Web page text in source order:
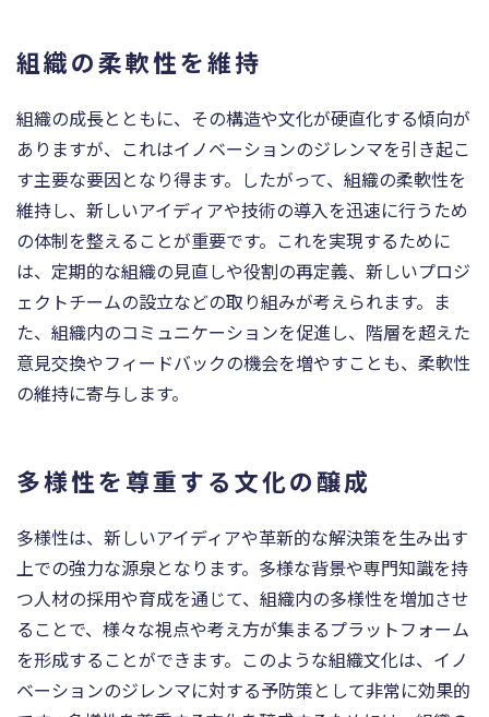
組織の柔軟性を維持
組織の成長とともに、その構造や文化が硬直化する傾向が
ありますが、これはイノベーションのジレンマを引き起こ
す主要な要因となり得ます。したがって、組織の柔軟性を
維持し、新しいアイディアや技術の導入を迅速に行うため
の体制を整えることが重要です。これを実現するために
は、定期的な組織の見直しや役割の再定義、新しいプロジ
ェクトチームの設立などの取り組みが考えられます。ま
た、組織内のコミュニケーションを促進し、階層を超えた
意見交換やフィードバックの機会を増やすことも、柔軟性
の維持に寄与します。
多様性を尊重する文化の醸成
多様性は、新しいアイディアや革新的な解決策を生み出す
上での強力な源泉となります。多様な背景や専門知識を持
つ人材の採用や育成を通じて、組織内の多様性を増加させ
ることで、様々な視点や考え方が集まるプラットフォーム
を形成することができます。このような組織文化は、イノ
ベーションのジレンマに対する予防策として非常に効果的